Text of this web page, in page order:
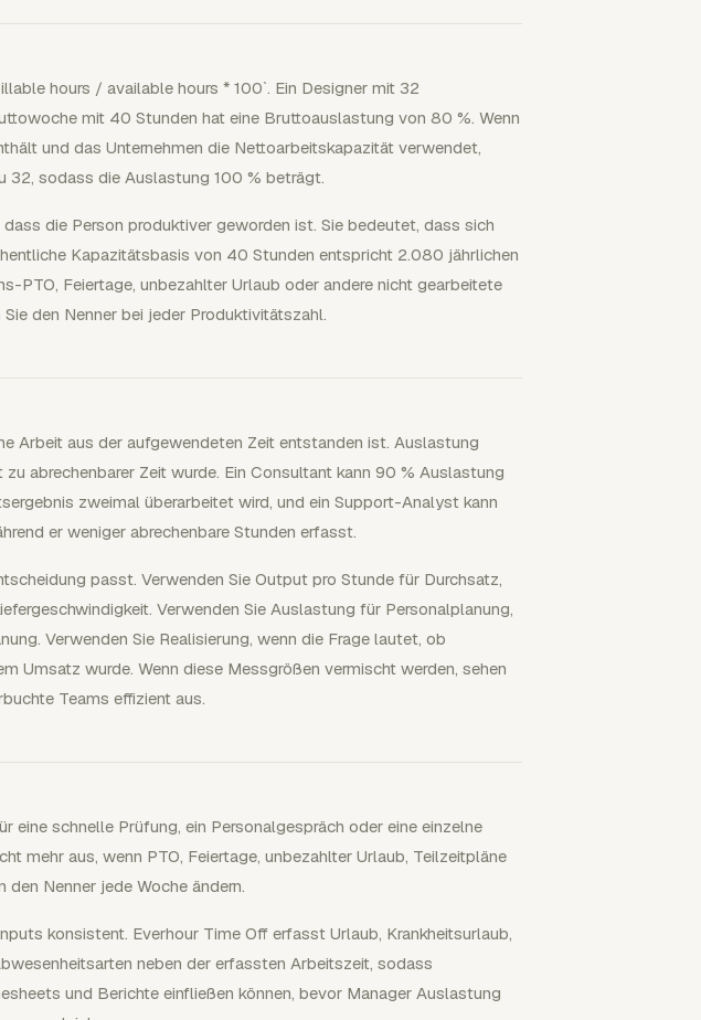
hours / available hours * 100`. Ein Designer mit 32
mit 40 Stunden hat eine Bruttoauslastung von 80 %. Wenn
und das Unternehmen die Nettoarbeitskapazität verwendet,
32, sodass die Auslastung 100 % beträgt.
die Person produktiver geworden ist. Sie bedeutet, dass sich
Kapazitätsbasis von 40 Stunden entspricht 2.080 jährlichen
PTO, Feiertage, unbezahlter Urlaub oder andere nicht gearbeitete
den Nenner bei jeder Produktivitätszahl.
Arbeit aus der aufgewendeten Zeit entstanden ist. Auslastung
abrechenbarer Zeit wurde. Ein Consultant kann 90 % Auslastung
zweimal überarbeitet wird, und ein Support-Analyst kann
er weniger abrechenbare Stunden erfasst.
passt. Verwenden Sie Output pro Stunde für Durchsatz,
Verwenden Sie Auslastung für Personalplanung,
Verwenden Sie Realisierung, wenn die Frage lautet, ob
Umsatz wurde. Wenn diese Messgrößen vermischt werden, sehen
Teams effizient aus.
eine schnelle Prüfung, ein Personalgespräch oder eine einzelne
mehr aus, wenn PTO, Feiertage, unbezahlter Urlaub, Teilzeitpläne
Nenner jede Woche ändern.
konsistent. Everhour Time Off erfasst Urlaub, Krankheitsurlaub,
neben der erfassten Arbeitszeit, sodass
und Berichte einfließen können, bevor Manager Auslastung